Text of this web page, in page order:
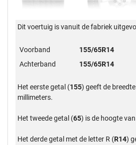
Dit voertuig is vanuit de fabriek
Voorband
155/65R14
Achterband
155/65R14
Het eerste getal (155) geeft de
millimeters.
Het tweede getal (65) is de hoogte
Het derde getal met de letter R (R14)